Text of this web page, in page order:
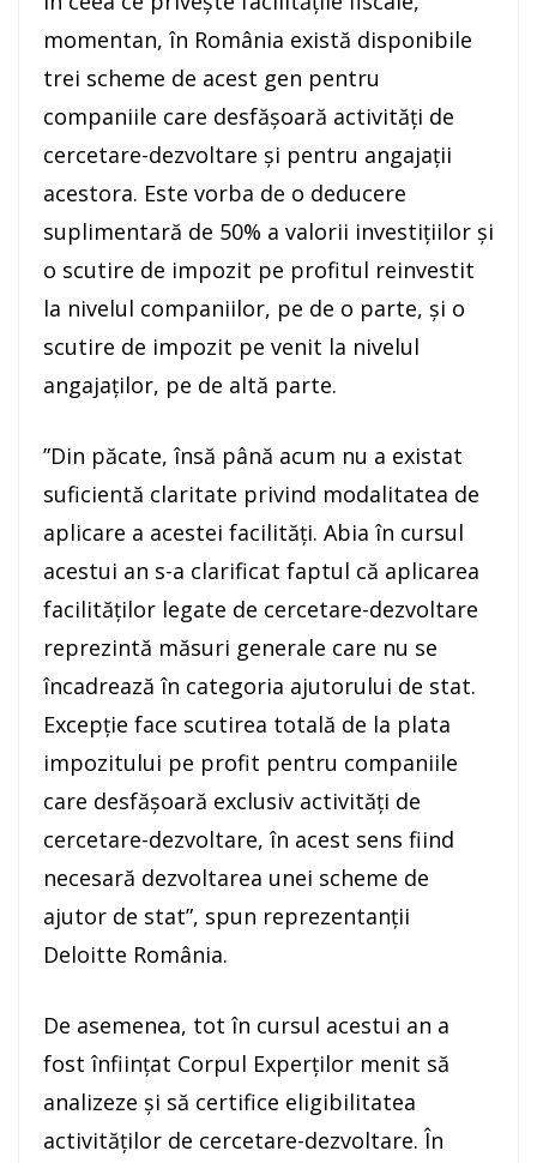
momentan, în România există disponibile
trei scheme de acest gen pentru
companiile care desfăşoară activităţi de
cercetare-dezvoltare şi pentru angajaţii
acestora. Este vorba de o deducere
suplimentară de 50% a valorii investiţiilor şi
o scutire de impozit pe profitul reinvestit
la nivelul companiilor, pe de o parte, şi o
scutire de impozit pe venit la nivelul
angajaţilor, pe de altă parte.
”Din păcate, însă până acum nu a existat
suficientă claritate privind modalitatea de
aplicare a acestei facilităţi. Abia în cursul
acestui an s-a clarificat faptul că aplicarea
facilităţilor legate de cercetare-dezvoltare
reprezintă măsuri generale care nu se
încadrează în categoria ajutorului de stat.
Excepţie face scutirea totală de la plata
impozitului pe profit pentru companiile
care desfăşoară exclusiv activităţi de
cercetare-dezvoltare, în acest sens fiind
necesară dezvoltarea unei scheme de
ajutor de stat”, spun reprezentanţii
Deloitte România.
De asemenea, tot în cursul acestui an a
fost înfiinţat Corpul Experţilor menit să
analizeze şi să certifice eligibilitatea
activităţilor de cercetare-dezvoltare. În